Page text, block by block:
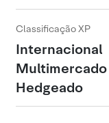
Classificação XP
Internacional
Multimercado
Hedgeado